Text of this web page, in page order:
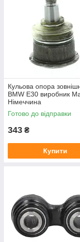
Кульова опора
BMW E30 виробник
Німеччина
Готово до відправки
343 ₴
Купити